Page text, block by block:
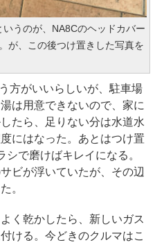
うのが、NA8Cのヘッドカバー
が、この後つけ置きした写真を
方がいいらしいが、駐車場
は用意できないので、家に
たら、足りない分は水道水
にはなった。あとはつけ置
で磨けばキレイになる。
ビが浮いていたが、その辺
。
く乾かしたら、新しいガス
ける。今どきのクルマはこ